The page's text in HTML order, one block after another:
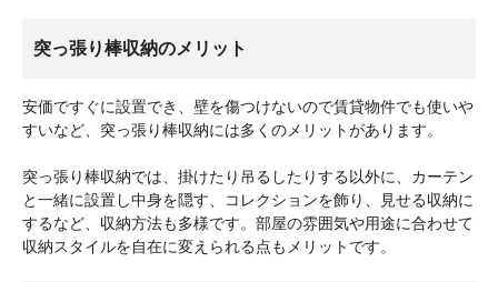
突っ張り棒収納のメリット
安価ですぐに設置でき、壁を傷つけないので賃貸物件でも使いや
すいなど、突っ張り棒収納には多くのメリットがあります。
突っ張り棒収納では、掛けたり吊るしたりする以外に、カーテン
と一緒に設置し中身を隠す、コレクションを飾り、見せる収納に
するなど、収納方法も多様です。部屋の雰囲気や用途に合わせて
収納スタイルを自在に変えられる点もメリットです。